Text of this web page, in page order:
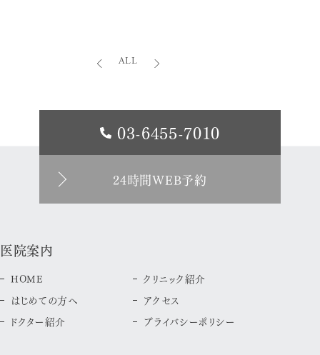
ALL
03-6455-7010
24時間WEB予約
医院案内
HOME
はじめての方へ
ドクター紹介
クリニック紹介
アクセス
プライバシーポリシー